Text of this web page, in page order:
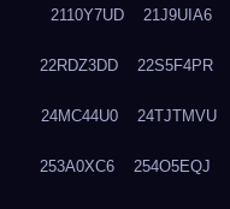
2110Y7UD 21J9UIA6
22RDZ3DD 22S5F4PR
24MC44U0 24TJTMVU
253A0XC6 254O5EQJ